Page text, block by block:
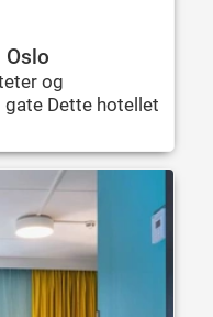
og
Dette hotellet